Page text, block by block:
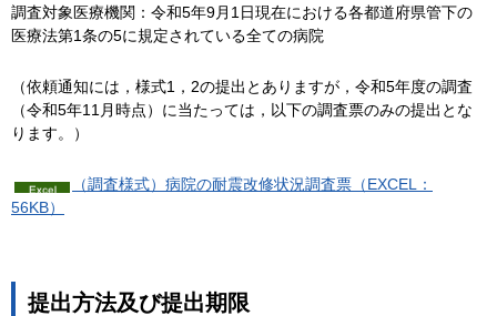
調査対象医療機関：令和5年9月1日現在における各都道府県管下の
医療法第1条の5に規定されている全ての病院
（依頼通知には，様式1，2の提出とありますが，令和5年度の調査
（令和5年11月時点）に当たっては，以下の調査票のみの提出とな
ります。）
（調査様式）病院の耐震改修状況調査票（EXCEL：
56KB）
提出方法及び提出期限